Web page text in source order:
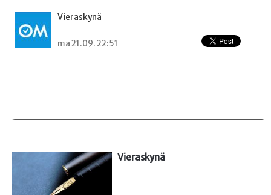
Vieraskynä
ma 21.09. 22:51
Vieraskynä